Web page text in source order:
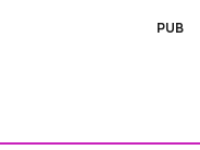
PUB